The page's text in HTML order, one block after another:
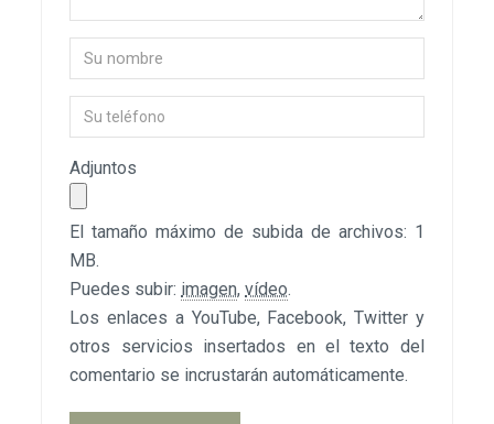
Adjuntos
El tamaño máximo de subida de archivos: 1
MB.
Puedes subir: imagen,vídeo.
Los enlaces a YouTube, Facebook, Twitter y
otros servicios insertados en el texto del
comentario se incrustarán automáticamente.